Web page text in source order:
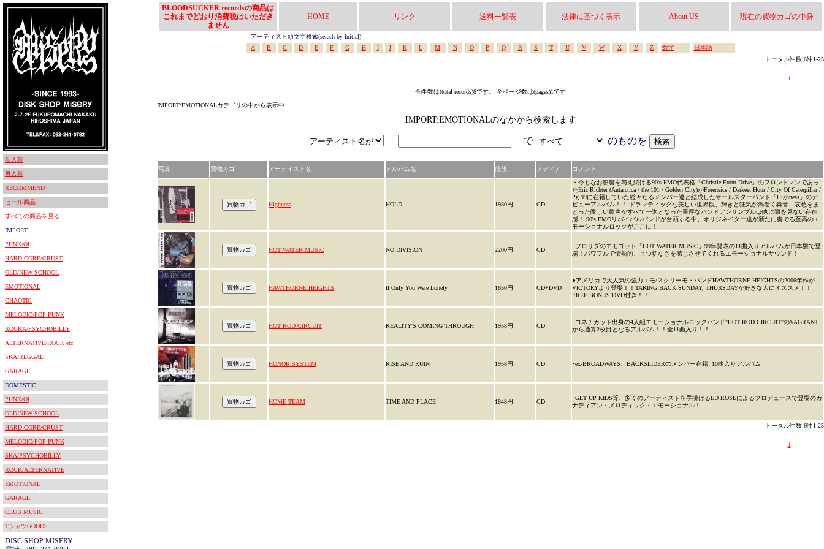
新入荷
再入荷
RECOMMEND
セール商品
すべての商品を見る
IMPORT
PUNK/OI
HARD CORE/CRUST
OLD/NEW SCHOOL
EMOTIONAL
CHAOTIC
MELODIC/POP PUNK
ROCKA/PSYCHOBILLY
ALTERNATIVE/ROCK etc
SKA/REGGAE
GARAGE
DOMESTIC
PUNK/OI
OLD/NEW SCHOOL
HARD CORE/CRUST
MELODIC/POP PUNK
SKA/PSYCHOBILLY
ROCK/ALTERNATIVE
EMOTIONAL
GARAGE
CLUB MUSIC
TシャツGOODS
DISC SHOP MISERY
BLOODSUCKER recordsの商品は
これまでどおり消費税はいただき
ません
HOME リンク 送料一覧表 法律に基づく表示 About US 現在の買物カゴの中身
アーティスト頭文字検索(serach by Initial)
A
B C D E F G H I J K L M N O P Q R S T U V W X Y Z 数字
日本語
トータル件数:6件1-25
1
全件数は(total records)6です。 全ページ数は(pages)1です
IMPORT:EMOTIONALカテゴリの中から表示中
IMPORT:EMOTIONALのなかから検索します
で のものを
写真 買物カゴ アーティスト名 アルバム名 値段 メディア コメント
Highness HOLD 1980円 CD
・今もなお影響を与え続ける90's EMO代表格「Christie Front Drive」のフロントマンであっ
たEric Richter (Antarctica / the 101 / Golden City)がForensics / Darkest Hour / City Of Caterpillar /
Pg.99に在籍していた総々たるメンバー達と結成したオールスターバンド「Highness」のデ
ビューアルバム！！ ドラマティックな美しい世界観、輝きと狂気が渦巻く轟音、哀愁をま
とった優しい歌声がすべて一体となった重厚なバンドアンサンブルは他に類を見ない存在
感！ 90's EMOリバイバルバンドが台頭する中、オリジネイター達が新たに奏でる至高のエ
モーショナルロックがここに！
HOT WATER MUSIC NO DIVISION 2200円 CD
･フロリダのエモゴッド「HOT WATER MUSIC」99年発表の11曲入りアルバムが日本盤で登
場！パワフルで情熱的、且つ切なさを感じさせてくれるエモーショナルサウンド！
HAWTHORNE HEIGHTS If Only You Were Lonely 1650円 CD+DVD
●アメリカで大人気の強力エモ/スクリーモ・バンドHAWTHORNE HEIGHTSの2006年作が
VICTORYより登場！！TAKING BACK SUNDAY, THURSDAYが好きな人にオススメ！！
FREE BONUS DVD付き！！
HOT ROD CIRCUIT REALITY'S COMING THROUGH 1958円 CD
･コネチカット出身の4人組エモーショナルロックバンド"HOT ROD CIRCUIT"のVAGRANT
から通算2枚目となるアルバム！！全11曲入り！！
HONOR SYSTEM RISE AND RUIN 1958円 CD ･ex-BROADWAYS、BACKSLIDERのメンバー在籍! 10曲入りアルバム
HOME TEAM TIME AND PLACE 1848円 CD
･GET UP KIDS等、多くのアーティストを手掛けるED ROSEによるプロデュースで登場のカ
ナディアン・メロディック・エモーショナル！
トータル件数:6件1-25
1